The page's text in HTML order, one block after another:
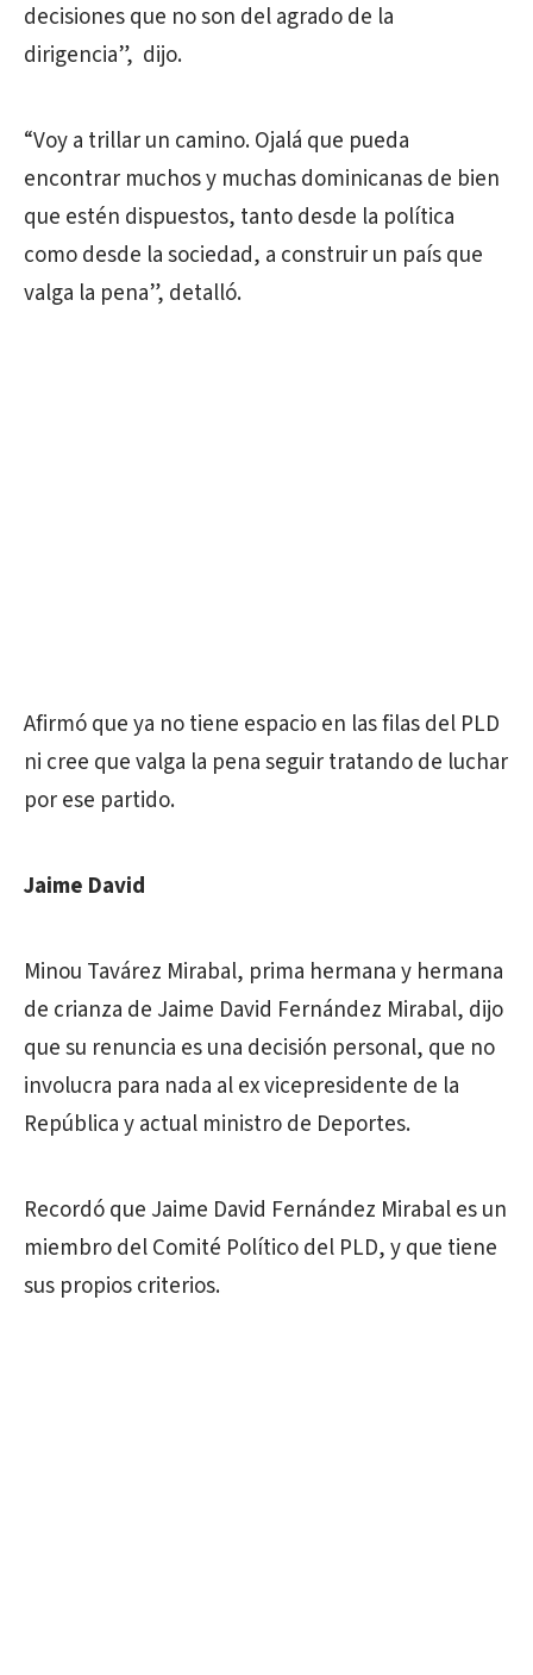
decisiones que no son del agrado de la
dirigencia”, dijo.
“Voy a trillar un camino. Ojalá que pueda
encontrar muchos y muchas dominicanas de bien
que estén dispuestos, tanto desde la política
como desde la sociedad, a construir un país que
valga la pena”, detalló.
Afirmó que ya no tiene espacio en las filas del PLD
ni cree que valga la pena seguir tratando de luchar
por ese partido.
Jaime David
Minou Tavárez Mirabal, prima hermana y hermana
de crianza de Jaime David Fernández Mirabal, dijo
que su renuncia es una decisión personal, que no
involucra para nada al ex vicepresidente de la
República y actual ministro de Deportes.
Recordó que Jaime David Fernández Mirabal es un
miembro del Comité Político del PLD, y que tiene
sus propios criterios.